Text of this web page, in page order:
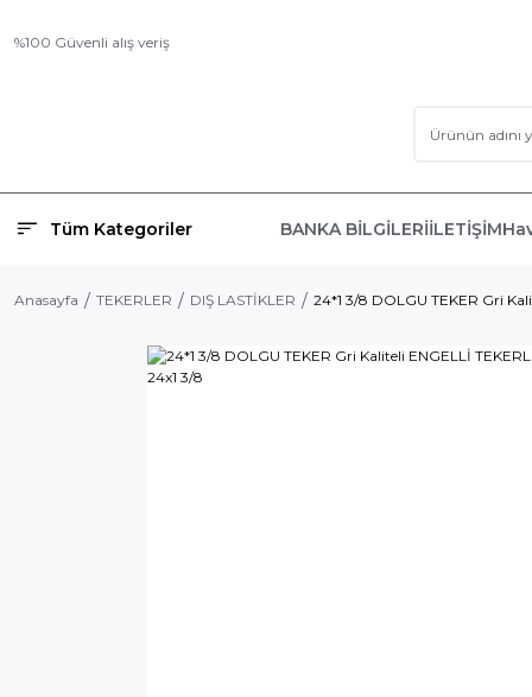
%100 Güvenli alış veriş
Tüm Kategoriler BANKA BİLGİLERİİLETİŞİM
Anasayfa TEKERLER DIŞ LASTİKLER 24*1 3/8 DOLGU TEKER Gri